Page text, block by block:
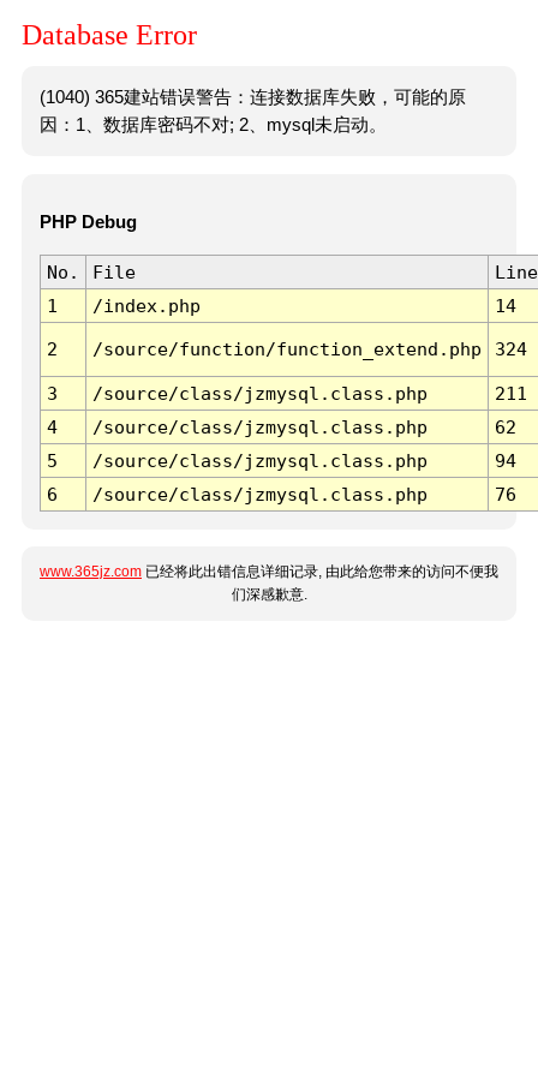
Database Error
(1040) 365建站错误警告：连接数据库失败，可能的原
因：1、数据库密码不对; 2、mysql未启动。
PHP Debug
No. File
Line
1
/index.php 14
2 /source/function/function_extend.php 324
3 /source/class/jzmysql.class.php
211
4
/source/class/jzmysql.class.php
62
5
/source/class/jzmysql.class.php
94
6
/source/class/jzmysql.class.php 76
www.365jz.com 已经将此出错信息详细记录, 由此给您带来的访问不便我
们深感歉意.